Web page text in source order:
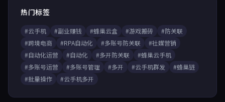
热门标签
#云手机 #副业赚钱 #蜂巢云盒 #游戏搬砖
#防关联
#跨境电商
#RPA自动化 #多账号防关联
#社媒营销
#自动化运营
#自动化 #多开防关联
#蜂巢云手机
#多账号运营
#多账号管理 #多开 #云手机群发
#蜂巢链
#批量操作
#云手机多开